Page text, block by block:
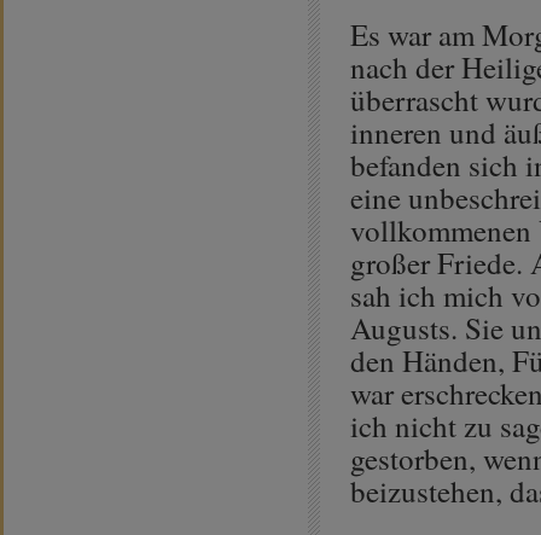
Es war am
nach der
überrascht
inneren und
befanden sich
eine
vollkommenen
großer Friede.
sah ich mich
Augusts. Sie
den Händen,
war
ich nicht zu
gestorben,
beizustehen,